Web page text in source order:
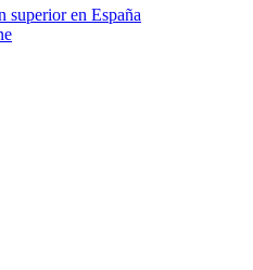
superior en España